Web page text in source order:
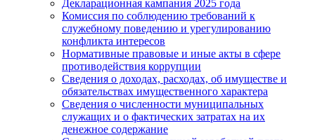
Декларационная кампания 2025 года
Комиссия по соблюдению требований к
служебному поведению и урегулированию
конфликта интересов
Нормативные правовые и иные акты в сфере
противодействия коррупции
Сведения о доходах, расходах, об имуществе и
обязательствах имущественного характера
Сведения о численности муниципальных
служащих и о фактических затратах на их
денежное содержание